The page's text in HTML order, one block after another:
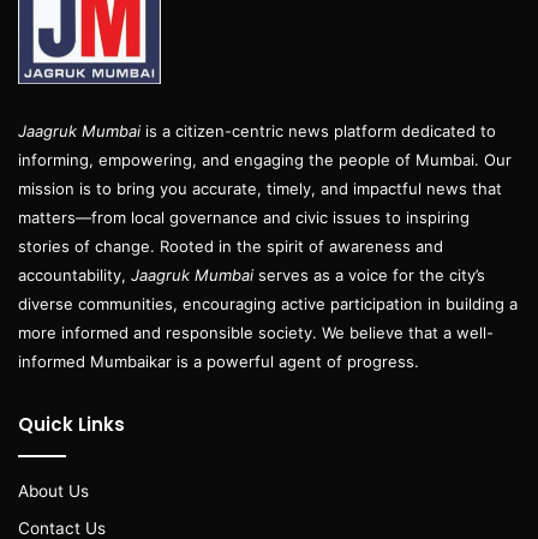
Jaagruk Mumbai is a citizen-centric news platform dedicated to
informing, empowering, and engaging the people of Mumbai. Our
mission is to bring you accurate, timely, and impactful news that
matters—from local governance and civic issues to inspiring
stories of change. Rooted in the spirit of awareness and
accountability, Jaagruk Mumbai serves as a voice for the city’s
diverse communities, encouraging active participation in building a
more informed and responsible society. We believe that a well-
informed Mumbaikar is a powerful agent of progress.
Quick Links
About Us
Contact Us